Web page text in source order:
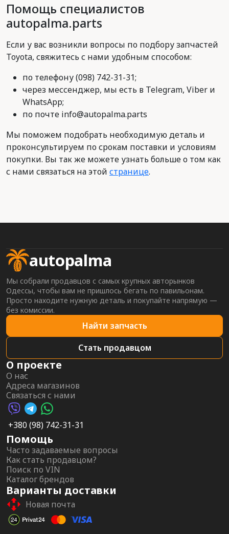
Помощь специалистов
autopalma.parts
Если у вас возникли вопросы по подбору запчастей
Toyota, свяжитесь с нами удобным способом:
по телефону (098) 742-31-31;
через мессенджер, мы есть в Telegram, Viber и
WhatsApp;
по почте info@autopalma.parts
Мы поможем подобрать необходимую деталь и
проконсультируем по срокам поставки и условиям
покупки. Вы так же можете узнать больше о том как
с нами связаться на этой странице.
autopalma
Мы собрали продавцов с самых крупных авторынков
Одессы, чтобы вам не пришлось бегать по павильонам.
Просто находите нужную деталь и покупайте напрямую —
без комиссии.
Найти запчасть
Стать продавцом
О проекте
О нас
Адреса магазинов
Связаться с нами
Viber AutoPalma
Telegram AutoPalma
WhatsApp AutoPalma
+380 (98) 742-31-31
Помощь
Часто задаваемые вопросы
Как стать продавцом?
Поиск по VIN
Каталог брендов
Варианты доставки
Новая почта